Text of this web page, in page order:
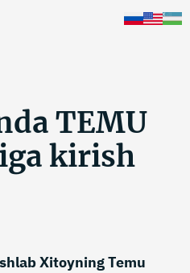
TEMU
kirish
Xitoyning Temu